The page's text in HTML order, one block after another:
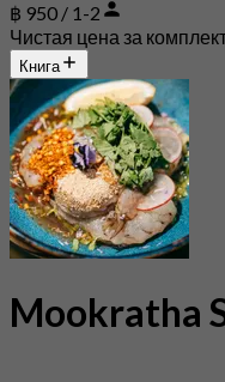
฿ 950 / 1-2
Чистая цена за
Книга
Mookratha